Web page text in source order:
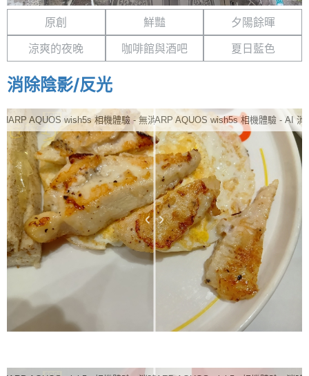
原創 鮮豔
夕陽餘暉
涼爽的夜晚
咖啡館與酒吧 夏日藍色
消除陰影/反光
AQUOS wish5s 相機體驗 - 無消除SHARP AQUOS wish5s 相機體驗 - AI 消